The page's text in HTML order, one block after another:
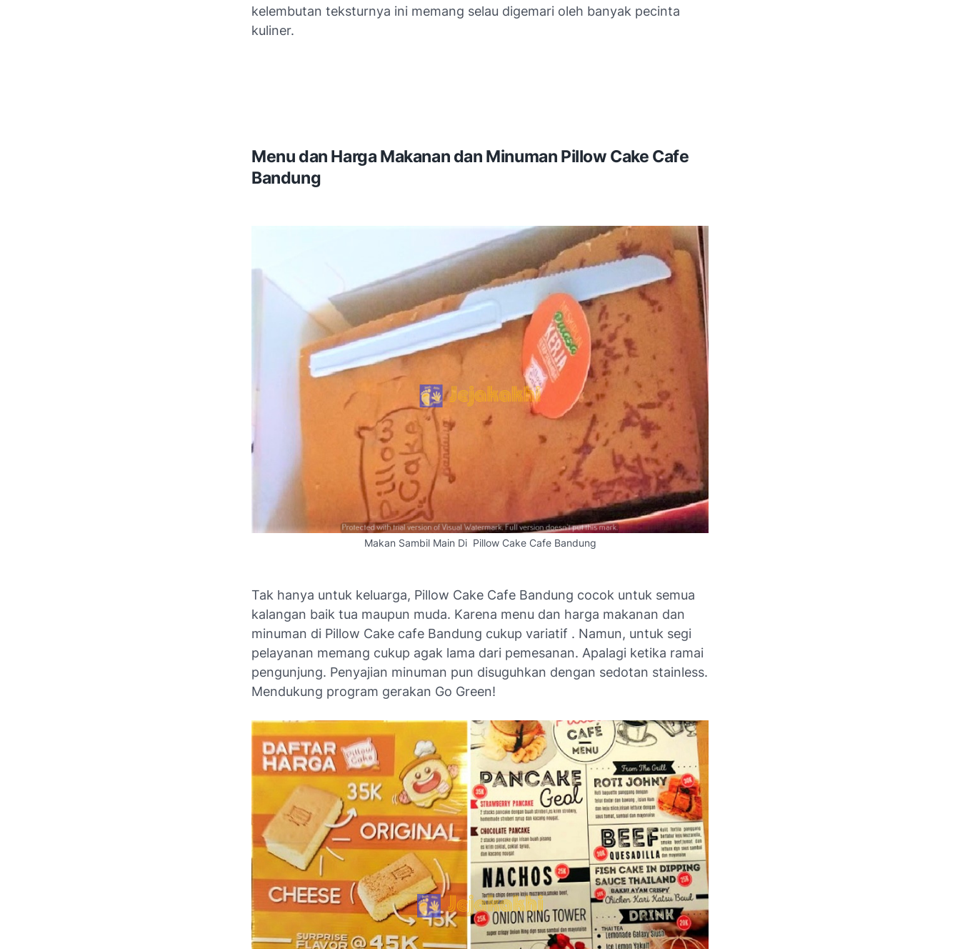
kelembutan teksturnya ini memang selau digemari oleh banyak pecinta
kuliner.
Menu dan Harga Makanan dan Minuman Pillow Cake Cafe
Bandung
Makan Sambil Main Di Pillow Cake Cafe Bandung
Tak hanya untuk keluarga, Pillow Cake Cafe Bandung cocok untuk semua
kalangan baik tua maupun muda. Karena menu dan harga makanan dan
minuman di Pillow Cake cafe Bandung cukup variatif . Namun, untuk segi
pelayanan memang cukup agak lama dari pemesanan. Apalagi ketika ramai
pengunjung. Penyajian minuman pun disuguhkan dengan sedotan stainless.
Mendukung program gerakan Go Green!